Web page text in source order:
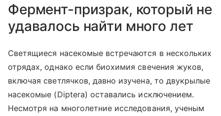
Фермент-призрак, который не
удавалось найти много лет
Светящиеся насекомые встречаются в нескольких
отрядах, однако если биохимия свечения жуков,
включая светлячков, давно изучена, то двукрылые
насекомые (Diptera) оставались исключением.
Несмотря на многолетние исследования, ученым